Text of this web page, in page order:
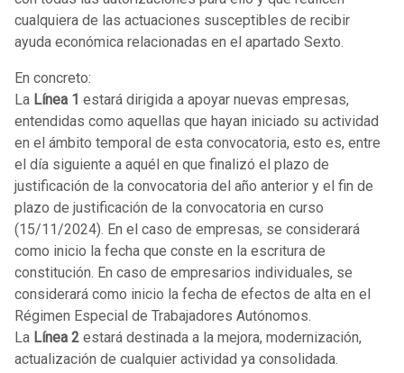
cualquiera de las actuaciones susceptibles de recibir
ayuda económica relacionadas en el apartado Sexto.
En concreto:
La Línea 1 estará dirigida a apoyar nuevas empresas,
entendidas como aquellas que hayan iniciado su actividad
en el ámbito temporal de esta convocatoria, esto es, entre
el día siguiente a aquél en que finalizó el plazo de
justificación de la convocatoria del año anterior y el fin de
plazo de justificación de la convocatoria en curso
(15/11/2024). En el caso de empresas, se considerará
como inicio la fecha que conste en la escritura de
constitución. En caso de empresarios individuales, se
considerará como inicio la fecha de efectos de alta en el
Régimen Especial de Tra­bajadores Autónomos.
La Línea 2 estará destinada a la mejora, modernización,
actualización de cualquier actividad ya consolidada.